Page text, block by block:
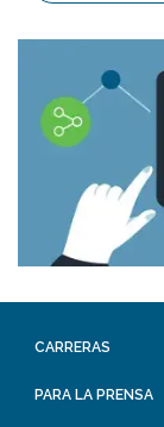
CARRERAS
PARA LA PRENSA